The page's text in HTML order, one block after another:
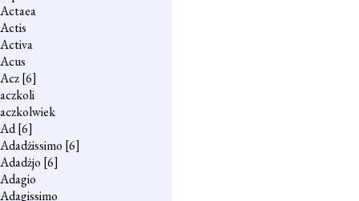
Actaea
Actis
Activa
Acus
Acz[6]
aczkoli
aczkolwiek
Ad[6]
Adadżissimo [6]
Adadżjo [6]
Adagio
Adagissimo